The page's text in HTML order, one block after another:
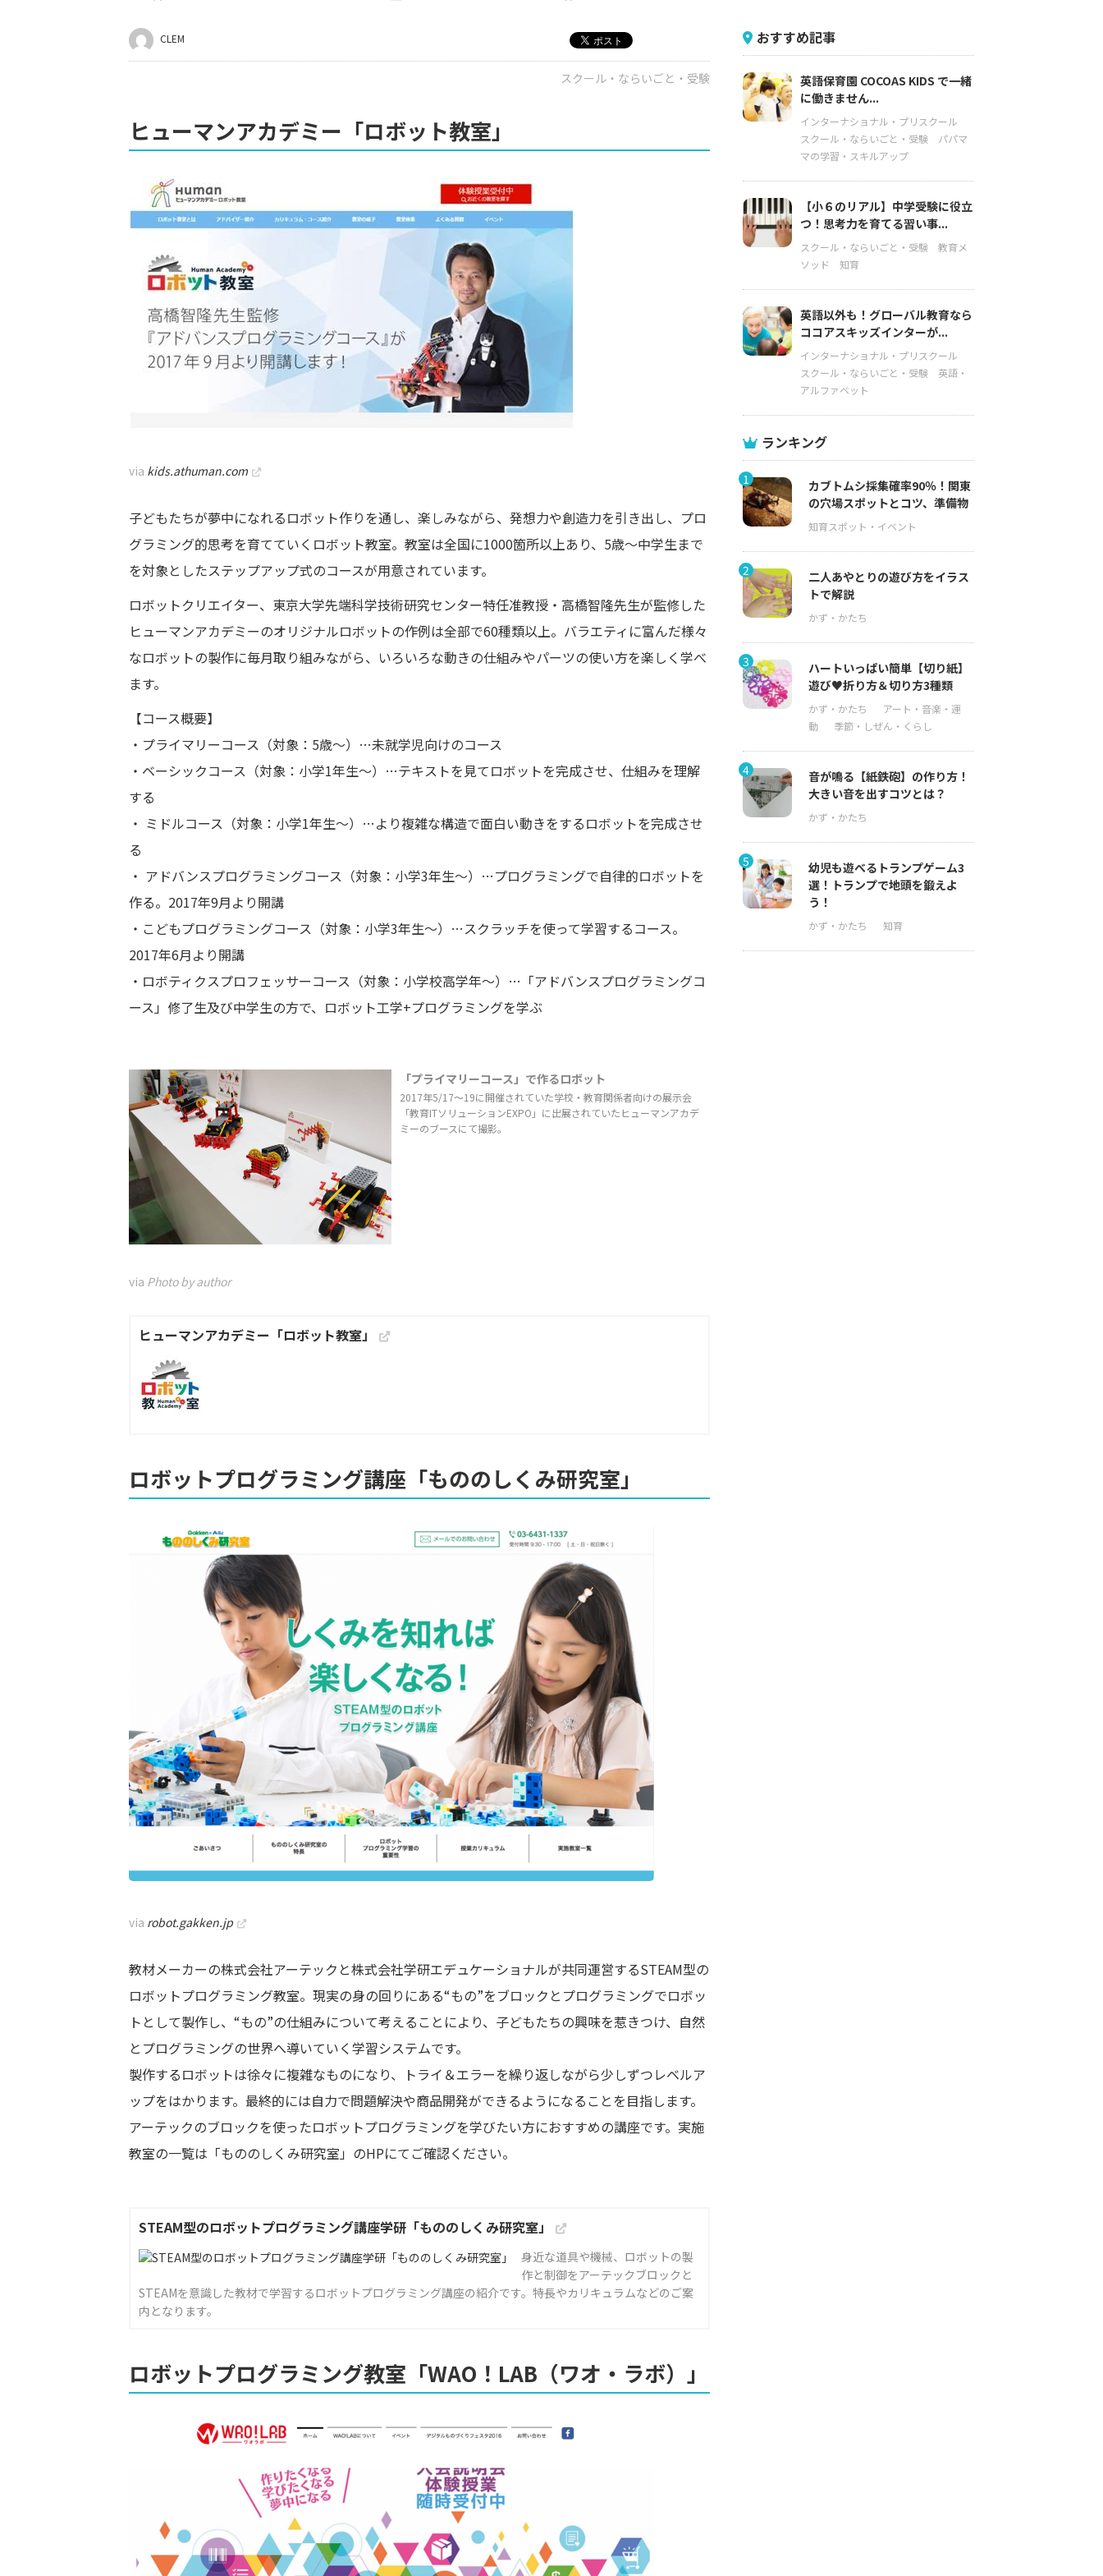
CLEM
スクール・ならいごと・受験
ヒューマンアカデミー「ロボット教室」
via kids.athuman.com
子どもたちが夢中になれるロボット作りを通し、楽しみながら、発想力や創造力を引き出し、プロ
グラミング的思考を育てていくロボット教室。教室は全国に1000箇所以上あり、5歳〜中学生まで
を対象としたステップアップ式のコースが用意されています。
ロボットクリエイター、東京大学先端科学技術研究センター特任准教授・高橋智隆先生が監修した
ヒューマンアカデミーのオリジナルロボットの作例は全部で60種類以上。バラエティに富んだ様々
なロボットの製作に毎月取り組みながら、いろいろな動きの仕組みやパーツの使い方を楽しく学べ
ます。
【コース概要】
・プライマリーコース（対象：5歳〜）…未就学児向けのコース
・ベーシックコース（対象：小学1年生〜）…テキストを見てロボットを完成させ、仕組みを理解
する
・ ミドルコース（対象：小学1年生〜）…より複雑な構造で面白い動きをするロボットを完成させ
る
・ アドバンスプログラミングコース（対象：小学3年生〜）…プログラミングで自律的ロボットを
作る。2017年9月より開講
・こどもプログラミングコース（対象：小学3年生〜）…スクラッチを使って学習するコース。
2017年6月より開講
・ロボティクスプロフェッサーコース（対象：小学校高学年〜）…「アドバンスプログラミングコ
ース」修了生及び中学生の方で、ロボット工学+プログラミングを学ぶ
「プライマリーコース」で作るロボット
2017年5/17〜19に開催されていた学校・教育関係者向けの展示会
「教育ITソリューションEXPO」に出展されていたヒューマンアカデ
ミーのブースにて撮影。
via Photo by author
ヒューマンアカデミー「ロボット教室」
ロボットプログラミング講座「もののしくみ研究室」
via robot.gakken.jp
教材メーカーの株式会社アーテックと株式会社学研エデュケーショナルが共同運営するSTEAM型の
ロボットプログラミング教室。現実の身の回りにある“もの”をブロックとプログラミングでロボッ
トとして製作し、“もの”の仕組みについて考えることにより、子どもたちの興味を惹きつけ、自然
とプログラミングの世界へ導いていく学習システムです。
製作するロボットは徐々に複雑なものになり、トライ＆エラーを繰り返しながら少しずつレベルア
ップをはかります。最終的には自力で問題解決や商品開発ができるようになることを目指します。
アーテックのブロックを使ったロボットプログラミングを学びたい方におすすめの講座です。実施
教室の一覧は「もののしくみ研究室」のHPにてご確認ください。
STEAM型のロボットプログラミング講座学研「もののしくみ研究室」
身近な道具や機械、ロボットの製
作と制御をアーテックブロックと
STEAMを意識した教材で学習するロボットプログラミング講座の紹介です。特長やカリキュラムなどのご案
内となります。
ロボットプログラミング教室「WAO！LAB（ワオ・ラボ）」
おすすめ記事
英語保育園 COCOAS KIDS で一緒
に働きません...
インターナショナル・プリスクール
スクール・ならいごと・受験
パパマ
マの学習・スキルアップ
【小６のリアル】中学受験に役立
つ！思考力を育てる習い事...
スクール・ならいごと・受験
教育メ
ソッド
知育
英語以外も！グローバル教育なら
ココアスキッズインターが...
インターナショナル・プリスクール
スクール・ならいごと・受験
英語・
アルファベット
ランキング
1
カブトムシ採集確率90％！関東
の穴場スポットとコツ、準備物
2
二人あやとりの遊び方をイラス
トで解説
3
ハートいっぱい簡単【切り紙】
遊び♥折り方＆切り方3種類
4
音が鳴る【紙鉄砲】の作り方！
大きい音を出すコツとは？
5
幼児も遊べるトランプゲーム3
選！トランプで地頭を鍛えよ
う！